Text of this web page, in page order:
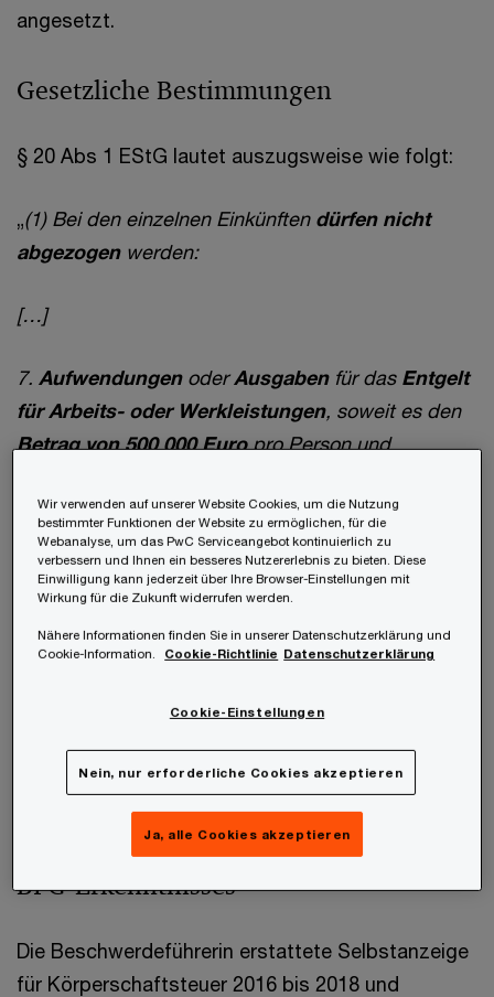
angesetzt.
Gesetzliche Bestimmungen
§ 20 Abs 1 EStG lautet auszugsweise wie folgt:
„(1) Bei den einzelnen Einkünften dürfen nicht
abgezogenwerden:
[…]
7. AufwendungenoderAusgabenfür das Entgelt
für Arbeits- oder Werkleistungen, soweit es den
Betrag von 500 000 Europro Person und
§ 8 Abs 3 FinStrG lautet wie folgt:
„(3)Grob fahrlässighandelt, wer ungewöhnlich
und auffallend sorgfaltswidrig handelt, sodass der
Eintritt eines dem gesetzlichen Tatbild
entsprechenden Sachverhaltes als geradezu
Zugrundeliegender Sachverhalt des
BFG-Erkenntnisses
Die Beschwerdeführerin erstattete Selbstanzeige
für Körperschaftsteuer 2016 bis 2018 und
Wir verwenden auf unserer Website Cookies, um die Nutzung
bestimmter Funktionen der Website zu ermöglichen, für die
Webanalyse, um das PwC Serviceangebot kontinuierlich zu
verbessern und Ihnen ein besseres Nutzererlebnis zu bieten. Diese
Einwilligung kann jederzeit über Ihre Browser-Einstellungen mit
Wirkung für die Zukunft widerrufen werden.
Nähere Informationen finden Sie in unserer Datenschutzerklärung und
Cookie-Information.
Cookie-Richtlinie Datenschutzerklärung
Cookie-Einstellungen
Nein, nur erforderliche Cookies akzeptieren
Ja, alle Cookies akzeptieren